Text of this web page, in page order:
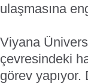
ulaşmasına
Viyana
çevresindeki
görev